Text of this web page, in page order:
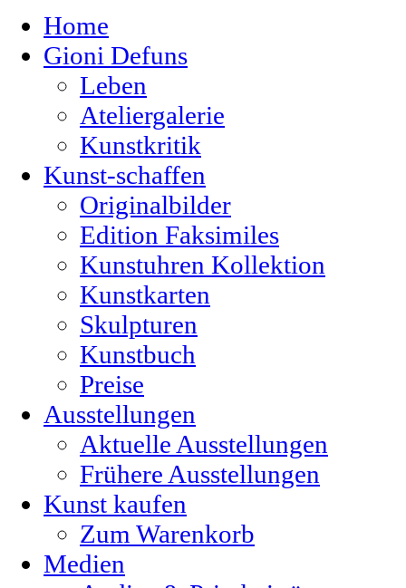
Home
Gioni Defuns
Leben
Ateliergalerie
Kunstkritik
Kunst-schaffen
Originalbilder
Edition Faksimiles
Kunstuhren Kollektion
Kunstkarten
Skulpturen
Kunstbuch
Preise
Ausstellungen
Aktuelle Ausstellungen
Frühere Ausstellungen
Kunst kaufen
Zum Warenkorb
Medien